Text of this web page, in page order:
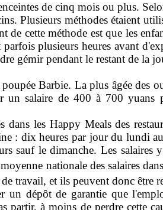
de cinq mois ou plus.
Plusieurs méthodes étaient
cette méthode est que les
plu­sieurs heures avant
gémir pendant le restant de la
Barbie. La plus âgée des
salaire de 400 à 700 yuans
les Happy Meals des
: dix heures par jour du lundi
sauf le dimanche. Les salaires
nationale des salaires
travail, et ils peuvent donc être
dépôt de garantie que
à moins de perdre cette